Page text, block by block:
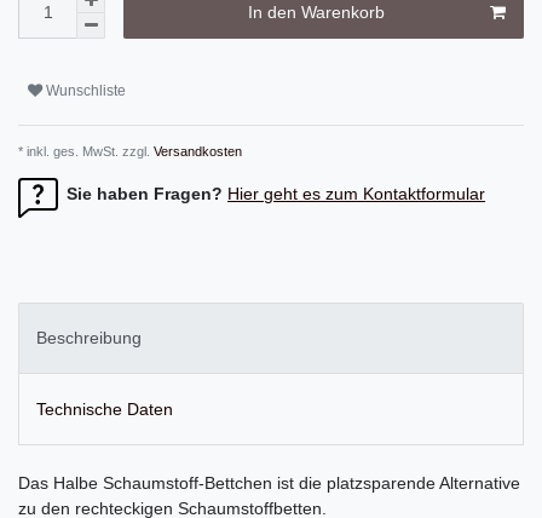
In den Warenkorb
Wunschliste
* inkl. ges. MwSt. zzgl. Versandkosten
Sie haben Fragen? Hier geht es zum Kontaktformular
Beschreibung
Technische Daten
Das Halbe Schaumstoff-Bettchen ist die platzsparende Alternative
zu den rechteckigen Schaumstoffbetten.